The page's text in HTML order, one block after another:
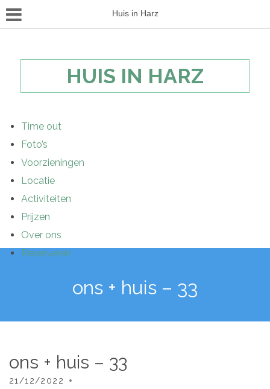
Huis in Harz
HUIS IN HARZ
Time out
Foto’s
Voorzieningen
Locatie
Activiteiten
Prijzen
Over ons
Reserveren
ons + huis – 33
ons + huis – 33
21/12/2022